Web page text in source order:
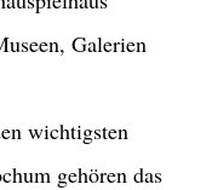
Galerien
wichtigsten
gehören das